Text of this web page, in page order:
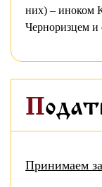
них) – иноком
Черноризцем и
Принимаем